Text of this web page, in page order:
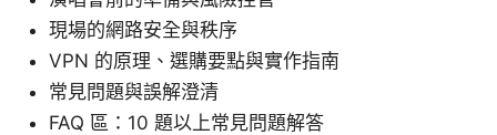
現場的網路安全與秩序
VPN 的原理、選購要點與實作指南
常見問題與誤解澄清
FAQ 區：10 題以上常見問題解答